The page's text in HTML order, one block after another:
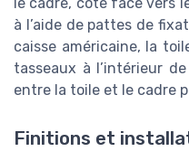
à l’aide de pattes de
caisse américaine, la
tasseaux à l’intérieur
entre la toile et le cadre
Finitions et